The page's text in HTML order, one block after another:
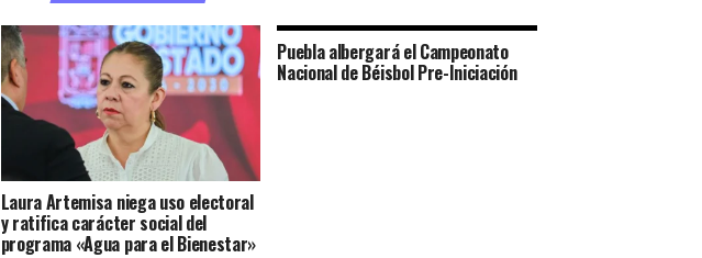
Laura Artemisa niega uso electoral
y ratifica carácter social del
programa «Agua para el Bienestar»
Puebla albergará el Campeonato
Nacional de Béisbol Pre-Iniciación